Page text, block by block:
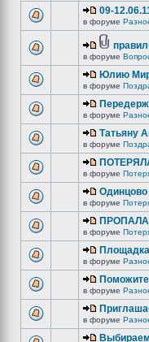
09-
в форуме
в форуме
Юлию
в форуме
в форуме
Татьяну
в форуме
в форуме
в форуме
в форуме
в форуме
в форуме
в форуме